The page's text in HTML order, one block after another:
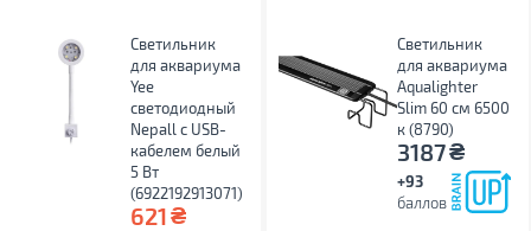
Светильник
для аквариума
Yee
светодиодный
Nepall с USB-
кабелем белый
5 Вт
(6922192913071)
621₴
Светильник
для аквариума
Aqualighter
Slim 60 см 6500
к (8790)
3187₴
+93
баллов